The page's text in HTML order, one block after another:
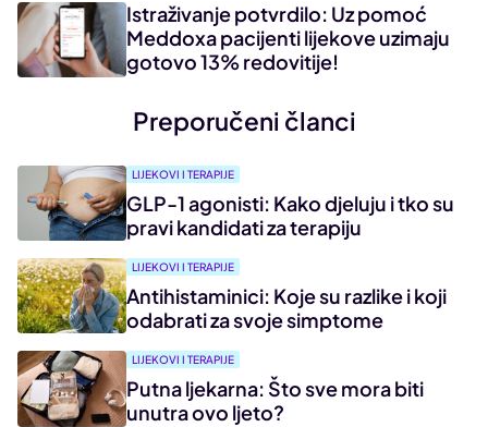
Istraživanje potvrdilo: Uz pomoć
Meddoxa pacijenti lijekove uzimaju
gotovo 13% redovitije!
Preporučeni članci
LIJEKOVI I TERAPIJE
GLP-1 agonisti: Kako djeluju i tko su
pravi kandidati za terapiju
LIJEKOVI I TERAPIJE
Antihistaminici: Koje su razlike i koji
odabrati za svoje simptome
LIJEKOVI I TERAPIJE
Putna ljekarna: Što sve mora biti
unutra ovo ljeto?